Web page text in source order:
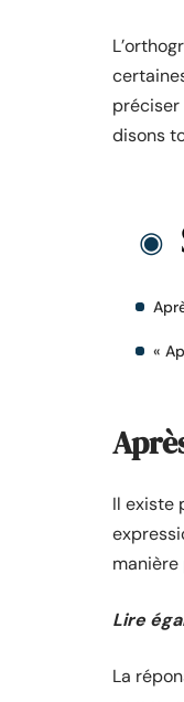
préciser
disons
«
Il existe
Lire
La